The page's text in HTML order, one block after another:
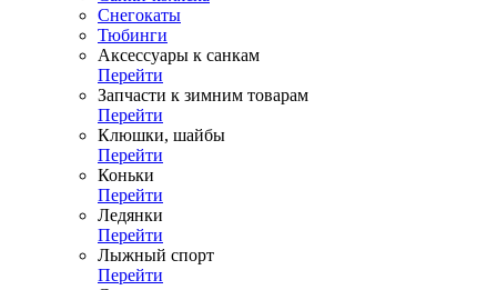
Снегокаты
Тюбинги
Аксессуары к санкам
Перейти
Запчасти к зимним товарам
Перейти
Клюшки, шайбы
Перейти
Коньки
Перейти
Ледянки
Перейти
Лыжный спорт
Перейти